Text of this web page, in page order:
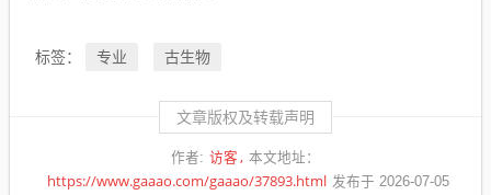
标签： 专业 古生物
文章版权及转载声明
作者: 访客 本文地址：
https://www.gaaao.com/gaaao/37893.html 发布于 2026-07-05